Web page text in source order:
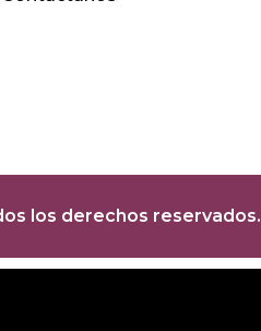
los derechos reservados.